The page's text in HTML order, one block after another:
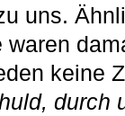
uns.
waren
keine
durch